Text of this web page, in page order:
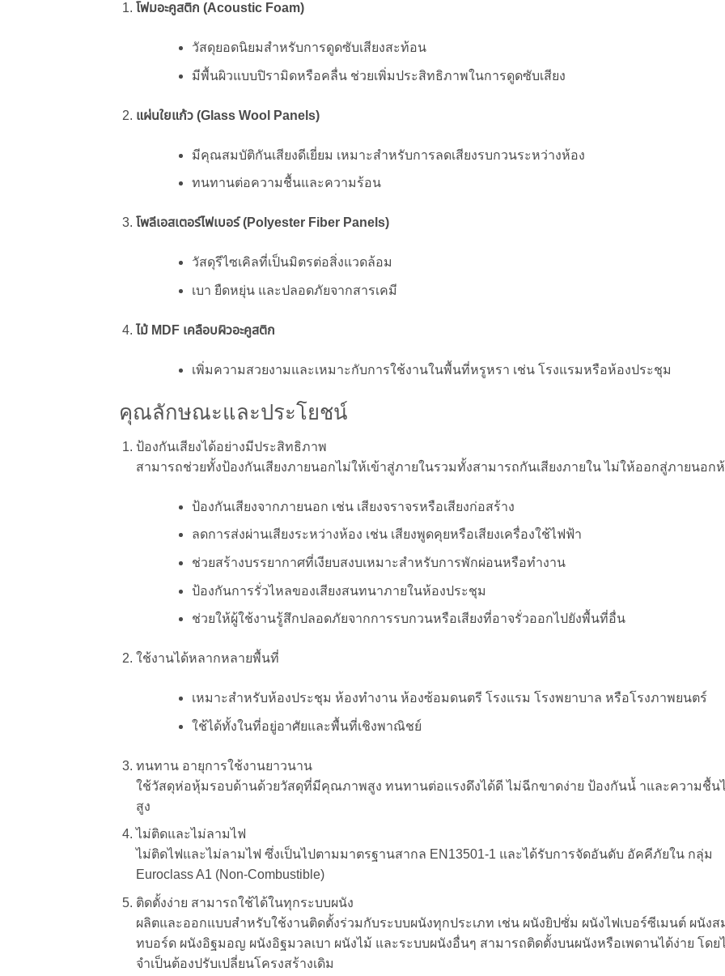
โฟมอะคูสติก (Acoustic Foam)
วัสดุยอดนิยมสำหรับการดูดซับเสียงสะท้อน
มีพื้นผิวแบบปิรามิดหรือคลื่น ช่วยเพิ่มประสิทธิภาพในการดูดซับเสียง
แผ่นใยแก้ว (Glass Wool Panels)
มีคุณสมบัติกันเสียงดีเยี่ยม เหมาะสำหรับการลดเสียงรบกวนระหว่างห้อง
ทนทานต่อความชื้นและความร้อน
โพลีเอสเตอร์ไฟเบอร์ (Polyester Fiber Panels)
วัสดุรีไซเคิลที่เป็นมิตรต่อสิ่งแวดล้อม
เบา ยืดหยุ่น และปลอดภัยจากสารเคมี
ไม้ MDF เคลือบผิวอะคูสติก
เพิ่มความสวยงามและเหมาะกับการใช้งานในพื้นที่หรูหรา เช่น โรงแรมหรือห้องประชุม
คุณลักษณะและประโยชน์
ป้องกันเสียงได้อย่างมีประสิทธิภาพ
สามารถช่วยทั้งป้องกันเสียงภายนอกไม่ให้เข้าสู่ภายในรวมทั้งสามารถกันเสียงภายใน ไม่ให้ออกสู่ภายนอก
ป้องกันเสียงจากภายนอก เช่น เสียงจราจรหรือเสียงก่อสร้าง
ลดการส่งผ่านเสียงระหว่างห้อง เช่น เสียงพูดคุยหรือเสียงเครื่องใช้ไฟฟ้า
ช่วยสร้างบรรยากาศที่เงียบสงบเหมาะสำหรับการพักผ่อนหรือทำงาน
ป้องกันการรั่วไหลของเสียงสนทนาภายในห้องประชุม
ช่วยให้ผู้ใช้งานรู้สึกปลอดภัยจากการรบกวนหรือเสียงที่อาจรั่วออกไปยังพื้นที่อื่น
ใช้งานได้หลากหลายพื้นที่
เหมาะสำหรับห้องประชุม ห้องทำงาน ห้องซ้อมดนตรี โรงแรม โรงพยาบาล หรือโรงภาพยนตร์
ใช้ได้ทั้งในที่อยู่อาศัยและพื้นที่เชิงพาณิชย์
ทนทาน อายุการใช้งานยาวนาน
ใช้วัสดุห่อหุ้มรอบด้านด้วยวัสดุที่มีคุณภาพสูง ทนทานต่อแรงดึงได้ดี ไม่ฉีกขาดง่าย ป้องกันนํ้ าและความชื้น
สูง
ไม่ติดและไม่ลามไฟ
ไม่ติดไฟและไม่ลามไฟ ซึ่งเป็นไปตามมาตรฐานสากล EN13501-1 และได้รับการจัดอันดับ อัคคีภัยใน กลุ่ม
Euroclass A1 (Non-Combustible)
ติดตั้งง่าย สามารถใช้ได้ในทุกระบบผนัง
ผลิตและออกแบบสําหรับใช้งานติดตั้งร่วมกับระบบผนังทุกประเภท เช่น ผนังยิปซั่ม ผนังไฟเบอร์ซีเมนต์ ผนังส
ทบอร์ด ผนังอิฐมอญ ผนังอิฐมวลเบา ผนังไม้ และระบบผนังอื่นๆ สามารถติดตั้งบนผนังหรือเพดานได้ง่าย โดย
จำเป็นต้องปรับเปลี่ยนโครงสร้างเดิม